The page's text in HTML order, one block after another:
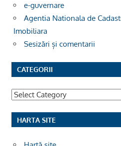
e-guvernare
Agentia Nationala de
Imobiliara
Sesizări și comentarii
CATEGORII
Categorii
HARTA SITE